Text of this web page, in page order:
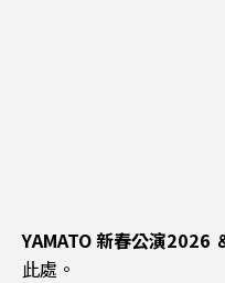
YAMATO 新春公演2026
此處。